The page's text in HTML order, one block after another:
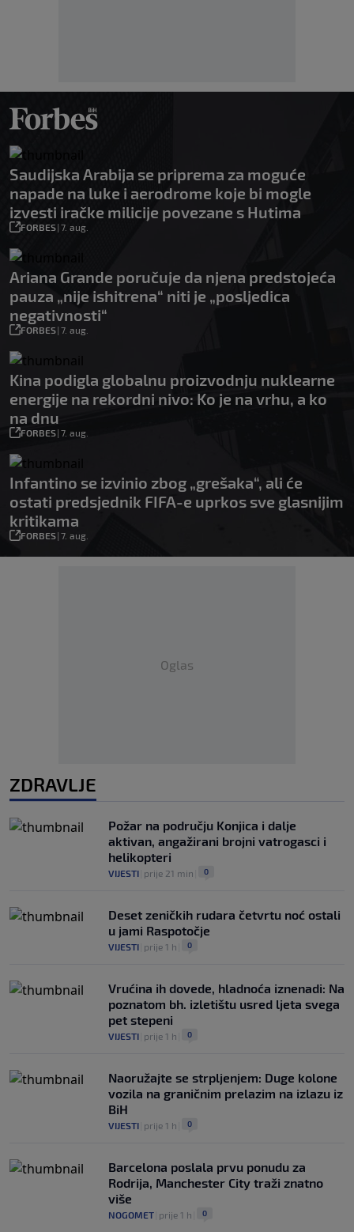
Saudijska Arabija se priprema za moguće
napade na luke i aerodrome koje bi mogle
izvesti iračke milicije povezane s Hutima
FORBES| 7. aug.
Ariana Grande poručuje da njena predstojeća
pauza „nije ishitrena“ niti je „posljedica
negativnosti“
FORBES| 7. aug.
Kina podigla globalnu proizvodnju nuklearne
energije na rekordni nivo: Ko je na vrhu, a ko
na dnu
FORBES| 7. aug.
Infantino se izvinio zbog „grešaka“, ali će
ostati predsjednik FIFA-e uprkos sve glasnijim
kritikama
FORBES| 7. aug.
Oglas
ZDRAVLJE
Požar na području Konjica i dalje
aktivan, angažirani brojni vatrogasci i
helikopteri
VIJESTI prije 21 min 0
Deset zeničkih rudara četvrtu noć ostali
u jami Raspotočje
VIJESTI prije 1 h 0
Vrućina ih dovede, hladnoća iznenadi: Na
poznatom bh. izletištu usred ljeta svega
pet stepeni
VIJESTI prije 1 h 0
Naoružajte se strpljenjem: Duge kolone
vozila na graničnim prelazim na izlazu iz
BiH
VIJESTI prije 1 h 0
Barcelona poslala prvu ponudu za
Rodrija, Manchester City traži znatno
više
NOGOMET prije 1 h 0